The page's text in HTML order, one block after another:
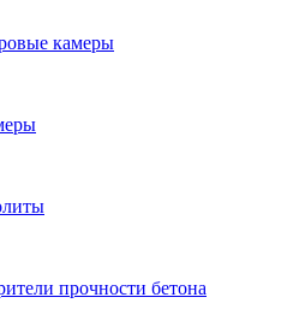
камеры
прочности бетона